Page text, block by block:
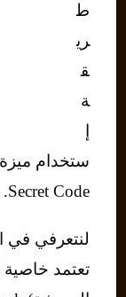
ط
ري
ق
ة
ستخدام
Secret Code.
لنتعرفي في
تعتمد